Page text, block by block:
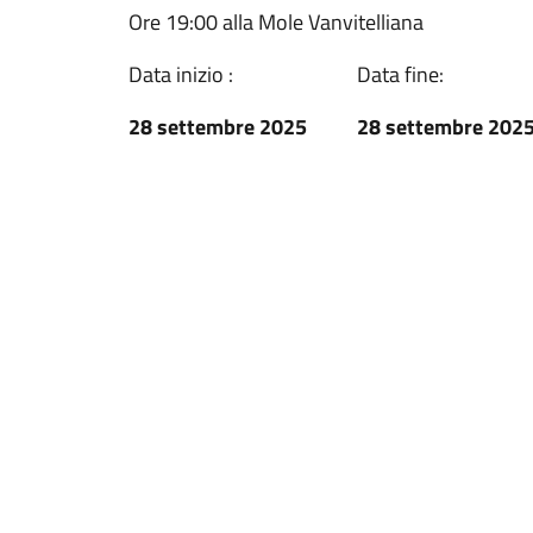
Ore 19:00 alla Mole Vanvitelliana
Data inizio :
28 settembre 2025
Data fine:
28 settembre